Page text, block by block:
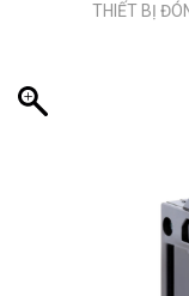
THIẾT BỊ